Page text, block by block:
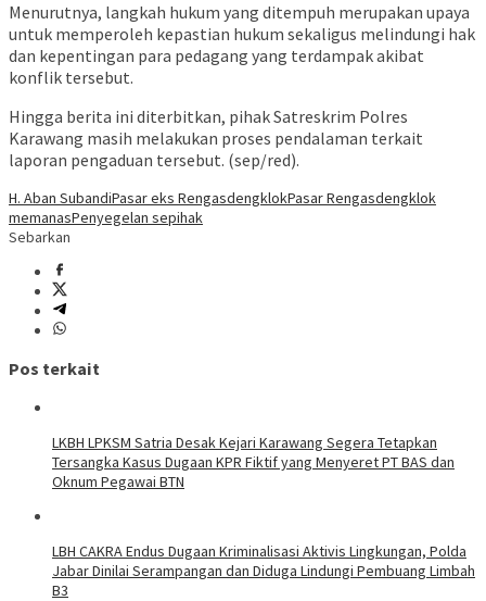
Menurutnya, langkah hukum yang ditempuh merupakan upaya
untuk memperoleh kepastian hukum sekaligus melindungi hak
dan kepentingan para pedagang yang terdampak akibat
konflik tersebut.
Hingga berita ini diterbitkan, pihak Satreskrim Polres
Karawang masih melakukan proses pendalaman terkait
laporan pengaduan tersebut. (sep/red).
H. Aban SubandiPasar eks RengasdengklokPasar Rengasdengklok
memanasPenyegelan sepihak
Sebarkan
Pos terkait
LKBH LPKSM Satria Desak Kejari Karawang Segera Tetapkan
Tersangka Kasus Dugaan KPR Fiktif yang Menyeret PT BAS dan
Oknum Pegawai BTN
LBH CAKRA Endus Dugaan Kriminalisasi Aktivis Lingkungan, Polda
Jabar Dinilai Serampangan dan Diduga Lindungi Pembuang Limbah
B3